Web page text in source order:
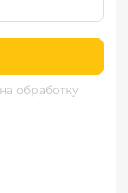
на обработку